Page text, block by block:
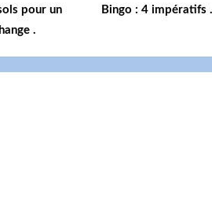
pour un
.
Bingo : 4 impératifs .